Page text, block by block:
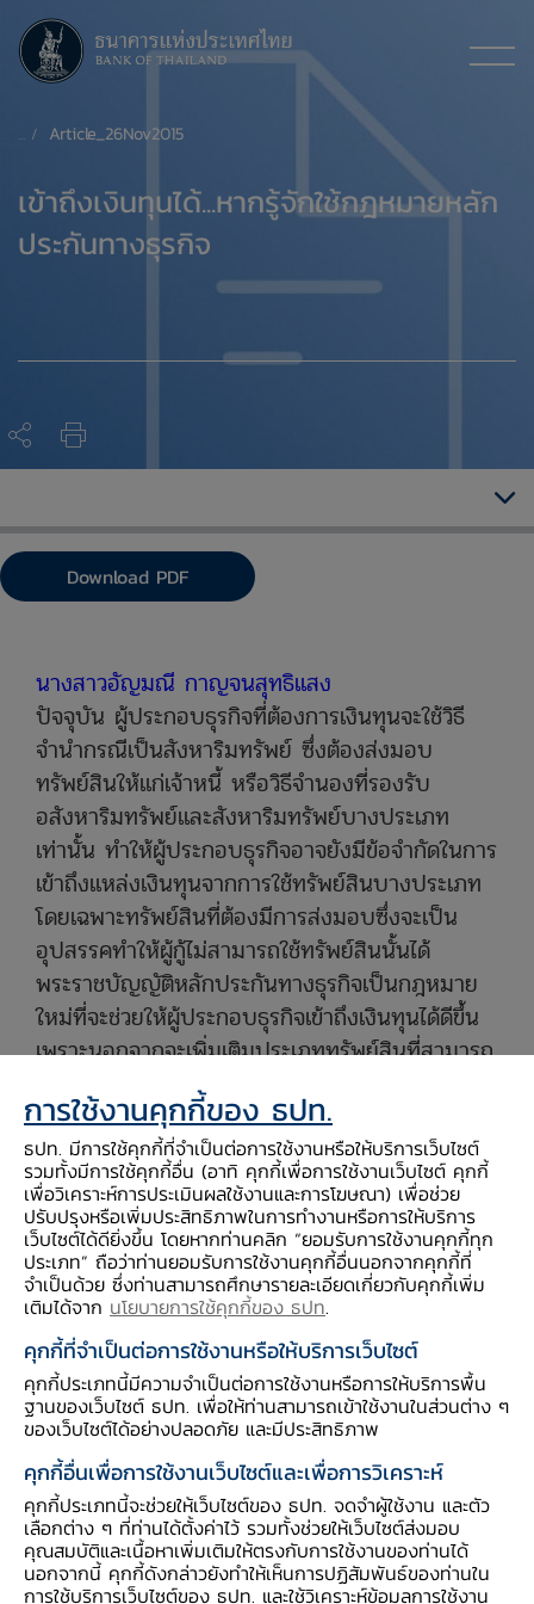
Article_26Nov2015
​เข้าถึงเงินทุนได้...หากรู้จักใช้กฎหมายหลัก
ประกันทางธุรกิจ
นางสาวอัญมณี กาญจนสุทธิแสง
ปัจจุบัน ผู้ประกอบธุรกิจที่ต้องการเงินทุนจะใช้วิธี
จำนำกรณีเป็นสังหาริมทรัพย์ ซึ่งต้องส่งมอบ
ทรัพย์สินให้แก่เจ้าหนี้ หรือวิธีจำนองที่รองรับ
อสังหาริมทรัพย์และสังหาริมทรัพย์บางประเภท
เท่านั้น ทำให้ผู้ประกอบธุรกิจอาจยังมีข้อจำกัดในการ
เข้าถึงแหล่งเงินทุนจากการใช้ทรัพย์สินบางประเภท
โดยเฉพาะทรัพย์สินที่ต้องมีการส่งมอบซึ่งจะเป็น
อุปสรรคทำให้ผู้กู้ไม่สามารถใช้ทรัพย์สินนั้นได้
พระราชบัญญัติหลักประกันทางธุรกิจเป็นกฎหมาย
ใหม่ที่จะช่วยให้ผู้ประกอบธุรกิจเข้าถึงเงินทุนได้ดีขึ้น
เพราะนอกจากจะเพิ่มเติมประเภททรัพย์สินที่สามารถ
ใช้เป็นหลักประกันได้ ผู้ประกอบธุรกิจยังสามารถใช้
ประโยชน์จากหลักประกันนั้นได้ต่อไป รวมทั้งสร้าง
กระบวนการบังคับหลักประกันที่รวดเร็ว ทำให้
ประหยัดเวลาและค่าใช้จ่ายทางศาลอีกด้วย
ร่าง พ.ร.บ. ดังกล่าว ได้ประกาศเป็นกฎหมายแล้ว
เมื่อวันที่ 5 พ.ย. 58 ซึ่งจะมีผลบังคับใช้ภายใน
240 วัน โดยทรัพย์สินที่ผู้ประกอบธุรกิจสามารถนำ
มาใช้เป็นหลักประกันภายใต้กฎหมายนี้ ได้แก่ (1)
กิจการซึ่งครอบคลุมทรัพย์สินทั้งหมดของกิจการ ทั้ง
ที่จับต้องได้และจับต้องไม่ได้ (2) สิทธิเรียกร้อง เช่น
สิทธิการเช่าอสังหาริมทรัพย์ สิทธิเรียกร้องตาม
สัญญาซื้อขาย เป็นต้น (3) สังหาริมทรัพย์ที่ใช้ใน
การประกอบธุรกิจ เช่น เครื่องจักร สินค้าคงคลัง
เป็นต้น (4) อสังหาริมทรัพย์ของผู้ประกอบธุรกิจ
อสังหาริมทรัพย์โดยตรง เช่น ที่ดินและอาคารของ
เจ้าของโครงการหมู่บ้านจัดสรร เป็นต้น และ (5)
Download PDF
การใช้งานคุกกี้ของ ธปท.
ธปท. มีการใช้คุกกี้ที่จำเป็นต่อการใช้งานหรือให้บริการเว็บไซต์
รวมทั้งมีการใช้คุกกี้อื่น (อาทิ คุกกี้เพื่อการใช้งานเว็บไซต์ คุกกี้
เพื่อวิเคราะห์การประเมินผลใช้งานและการโฆษณา) เพื่อช่วย
ปรับปรุงหรือเพิ่มประสิทธิภาพในการทำงานหรือการให้บริการ
เว็บไซต์ได้ดียิ่งขึ้น โดยหากท่านคลิก “ยอมรับการใช้งานคุกกี้ทุก
ประเภท” ถือว่าท่านยอมรับการใช้งานคุกกี้อื่นนอกจากคุกกี้ที่
จำเป็นด้วย ซึ่งท่านสามารถศึกษารายละเอียดเกี่ยวกับคุกกี้เพิ่ม
เติมได้จาก นโยบายการใช้คุกกี้ของ ธปท.
คุกกี้ที่จำเป็นต่อการใช้งานหรือให้บริการเว็บไซต์
คุกกี้ประเภทนี้มีความจำเป็นต่อการใช้งานหรือการให้บริการพื้น
ฐานของเว็บไซต์ ธปท. เพื่อให้ท่านสามารถเข้าใช้งานในส่วนต่าง ๆ
ของเว็บไซต์ได้อย่างปลอดภัย และมีประสิทธิภาพ
คุกกี้อื่นเพื่อการใช้งานเว็บไซต์และเพื่อการวิเคราะห์
คุกกี้ประเภทนี้จะช่วยให้เว็บไซต์ของ ธปท. จดจำผู้ใช้งาน และตัว
เลือกต่าง ๆ ที่ท่านได้ตั้งค่าไว้ รวมทั้งช่วยให้เว็บไซต์ส่งมอบ
คุณสมบัติและเนื้อหาเพิ่มเติมให้ตรงกับการใช้งานของท่านได้
นอกจากนี้ คุกกี้ดังกล่าวยังทำให้เห็นการปฏิสัมพันธ์ของท่านใน
การใช้บริการเว็บไซต์ของ ธปท. และใช้วิเคราะห์ข้อมูลการใช้งาน